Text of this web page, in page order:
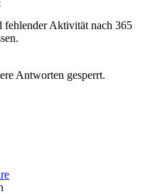
fehlender Aktivität nach 365
Antworten gesperrt.